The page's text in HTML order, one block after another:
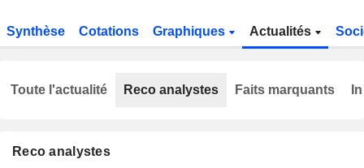
Synthèse Cotations Graphiques Actualités
Reco analystes
Toute l'actualité Reco analystes Faits marquants